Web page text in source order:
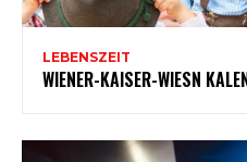
LEBENSZEIT
WIENER-KAISER-WIESN